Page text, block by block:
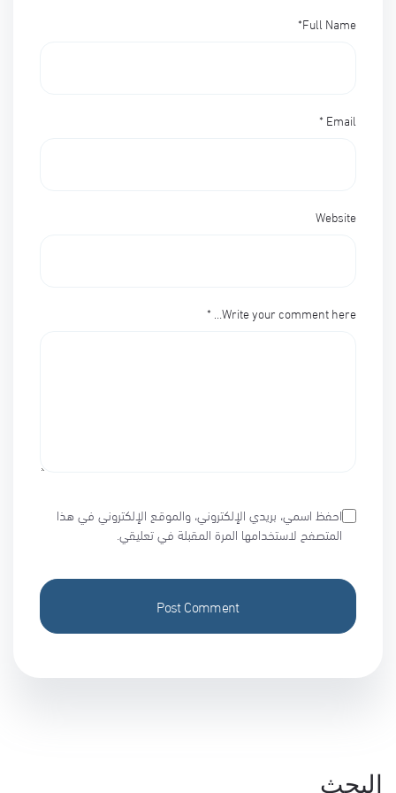
Full Name
*
Email
*
Website
Write your comment here…
*
احفظ اسمي، بريدي الإلكتروني، والموقع الإلكتروني في هذا
المتصفح لاستخدامها المرة المقبلة في تعليقي.
البحث